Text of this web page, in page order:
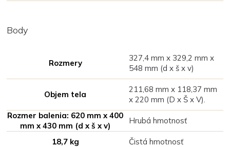
Body
Rozmery
327,4 mm x 329,2 mm x
548 mm (d x š x v)
Objem tela
211,68 mm x 118,37 mm
x 220 mm (D x Š x V).
Rozmer balenia: 620 mm x 400
mm x 430 mm (d x š x v)
Hrubá hmotnosť
18,7 kg
Čistá hmotnosť